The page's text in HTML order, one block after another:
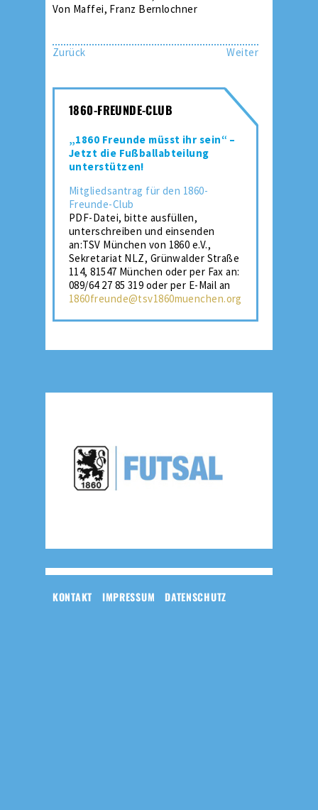
Von Maffei, Franz Bernlochner
Zurück Weiter
1860-FREUNDE-CLUB
„1860 Freunde müsst ihr sein“ –
Jetzt die Fußballabteilung
unterstützen!
Mitgliedsantrag für den 1860-
Freunde-Club
PDF-Datei, bitte ausfüllen,
unterschreiben und einsenden
an:TSV München von 1860 e.V.,
Sekretariat NLZ, Grünwalder Straße
114, 81547 München oder per Fax an:
089/64 27 85 319 oder per E-Mail an
1860freunde@tsv1860muenchen.org
KONTAKT IMPRESSUM DATENSCHUTZ